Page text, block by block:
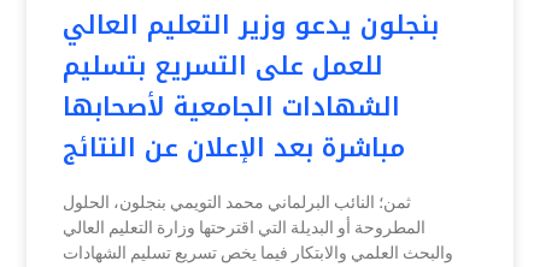
بنجلون يدعو وزير التعليم العالي
للعمل على التسريع بتسليم
الشهادات الجامعية لأصحابها
مباشرة بعد الإعلان عن النتائج
ثمن؛ النائب البرلماني محمد التويمي بنجلون، الحلول
المطروحة أو البديلة التي اقترحتها وزارة التعليم العالي
والبحث العلمي والابتكار فيما يخص تسريع تسليم الشهادات